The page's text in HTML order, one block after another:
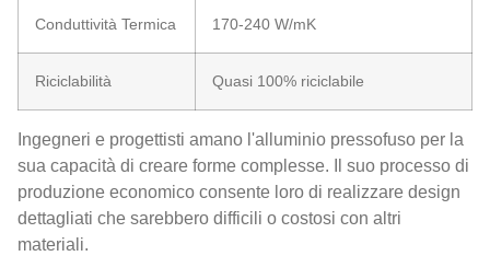
Conduttività Termica 170-240 W/mK
Riciclabilità Quasi 100% riciclabile
Ingegneri e progettisti amano l'alluminio pressofuso per la
sua capacità di creare forme complesse. Il suo processo di
produzione economico consente loro di realizzare design
dettagliati che sarebbero difficili o costosi con altri
materiali.